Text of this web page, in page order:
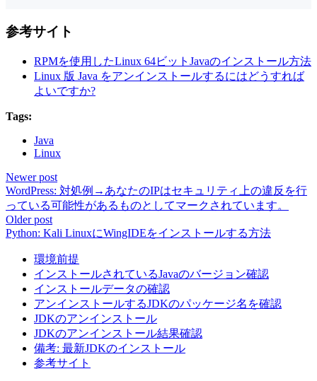
参考サイト
RPMを使用したLinux 64ビットJavaのインストール方法
Linux 版 Java をアンインストールするにはどうすれば
よいですか?
Tags:
Java
Linux
Newer post
WordPress: 対処例→あなたのIPはセキュリティ上の違反を行
っている可能性があるものとしてマークされています。
Older post
Python: Kali LinuxにWingIDEをインストールする方法
環境前提
インストールされているJavaのバージョン確認
インストールデータの確認
アンインストールするJDKのパッケージ名を確認
JDKのアンインストール
JDKのアンインストール結果確認
備考: 最新JDKのインストール
参考サイト